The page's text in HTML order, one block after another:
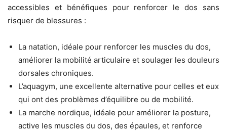
accessibles et bénéfiques pour renforcer le dos sans
risquer de blessures :
La natation, idéale pour renforcer les muscles du dos,
améliorer la mobilité articulaire et soulager les douleurs
dorsales chroniques.
L’aquagym, une excellente alternative pour celles et eux
qui ont des problèmes d’équilibre ou de mobilité.
La marche nordique, idéale pour améliorer la posture,
active les muscles du dos, des épaules, et renforce